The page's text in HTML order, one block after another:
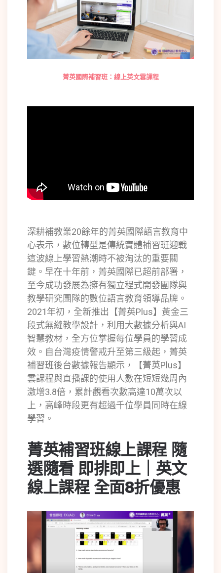
菁英國際補習班：線上英文雲課程
深耕補教業20餘年的菁英國際語言教育中
心表示，數位轉型是傳統實體補習班迎戰
這波線上學習熱潮時不被淘汰的重要關
鍵。早在十年前，菁英國際已超前部署，
至今成功發展為擁有獨立程式開發團隊與
教學研究團隊的數位語言教育領導品牌。
2021年初，全新推出【菁英Plus】黃金三
段式無縫教學設計，利用大數據分析與AI
智慧教材，全方位掌握每位學員的學習成
效。自台灣疫情警戒升至第三級起，菁英
補習班後台數據報告顯示，【菁英Plus】
雲課程與直播課的使用人數在短短幾周內
激增3.8倍，累計觀看次數高達10萬次以
上，高峰時段更有超過千位學員同時在線
學習。
菁英補習班線上課程 隨
選隨看 即排即上｜英文
線上課程 全面8折優惠